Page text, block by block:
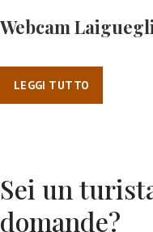
Webcam
LEGGI TUTTO
Sei un
domande?